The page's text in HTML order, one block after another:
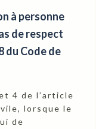
à personne
de respect
du Code de
4 de l’article
lorsque le
de